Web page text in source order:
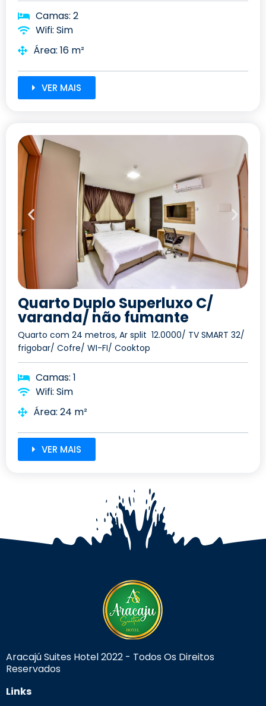
Camas: 2
Wifi: Sim
Área: 16 m²
VER MAIS
Quarto Duplo Superluxo C/
varanda/ não fumante
Quarto com 24 metros, Ar split 12.0000/ TV SMART 32/
frigobar/ Cofre/ WI-FI/ Cooktop
Camas: 1
Wifi: Sim
Área: 24 m²
VER MAIS
Aracajú Suites Hotel 2022 - Todos Os Direitos
Reservados
Links